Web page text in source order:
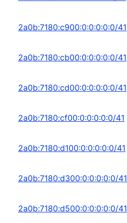
2a0b:7180:c900:0:0:0:0:0/41
2a0b:7180:cb00:0:0:0:0:0/41
2a0b:7180:cd00:0:0:0:0:0/41
2a0b:7180:cf00:0:0:0:0:0/41
2a0b:7180:d100:0:0:0:0:0/41
2a0b:7180:d300:0:0:0:0:0/41
2a0b:7180:d500:0:0:0:0:0/41